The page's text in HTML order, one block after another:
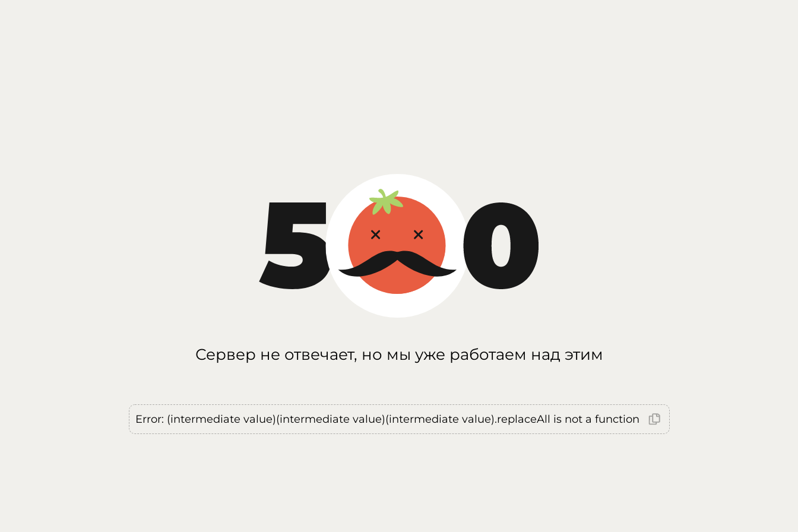
Сервер не отвечает, но мы уже работаем над этим
Error: (intermediate value)(intermediate value)(intermediate value).replaceAll is not a function